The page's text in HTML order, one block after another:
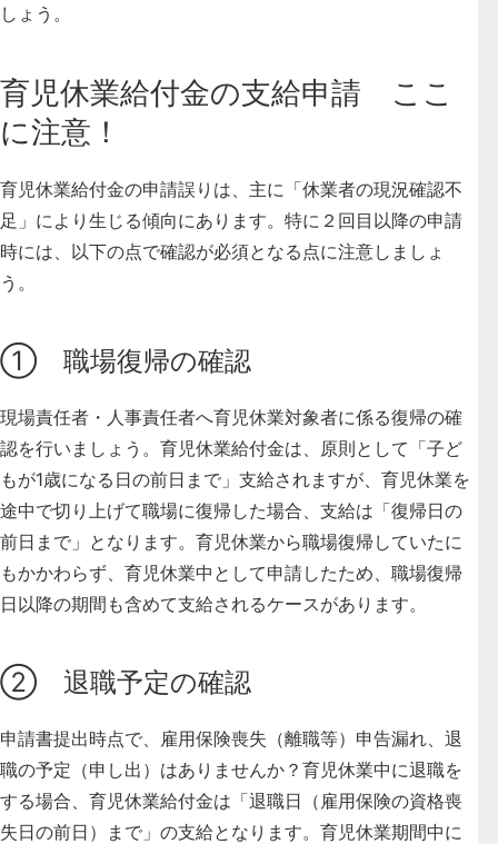
しょう。
育児休業給付金の支給申請 ここ
に注意！
育児休業給付金の申請誤りは、主に「休業者の現況確認不
足」により生じる傾向にあります。特に２回目以降の申請
時には、以下の点で確認が必須となる点に注意しましょ
う。
① 職場復帰の確認
現場責任者・人事責任者へ育児休業対象者に係る復帰の確
認を行いましょう。育児休業給付金は、原則として「子ど
もが1歳になる日の前日まで」支給されますが、育児休業を
途中で切り上げて職場に復帰した場合、支給は「復帰日の
前日まで」となります。育児休業から職場復帰していたに
もかかわらず、育児休業中として申請したため、職場復帰
日以降の期間も含めて支給されるケースがあります。
② 退職予定の確認
申請書提出時点で、雇用保険喪失（離職等）申告漏れ、退
職の予定（申し出）はありませんか？育児休業中に退職を
する場合、育児休業給付金は「退職日（雇用保険の資格喪
失日の前日）まで」の支給となります。育児休業期間中に